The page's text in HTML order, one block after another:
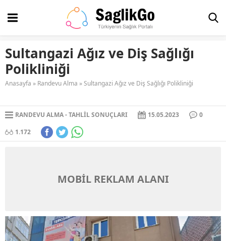
Sultangazi Ağız ve Diş Sağlığı
Polikliniği
Anasayfa » Randevu Alma »Sultangazi Ağız ve Diş Sağlığı Polikliniği
RANDEVU ALMA TAHLIL SONUÇLARI 15.05.2023
0
1.172
MOBİL REKLAM ALANI